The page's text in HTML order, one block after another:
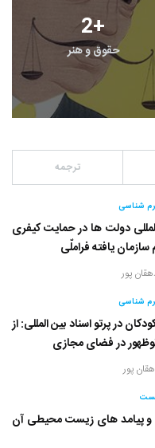
2+
حقوق و هنر
ترجمه
شناسی
دولت ها در حمایت کیفری
سازمان یافته فراملّی
پور
شناسی
در پرتو اسناد بین المللی: از
در فضای مجازی
پور
و پیامد های زیست محیطی آن